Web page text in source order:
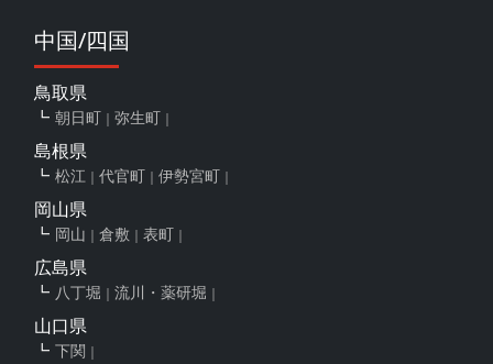
中国/四国
鳥取県
朝日町 弥生町
島根県
松江 代官町 伊勢宮町
岡山県
岡山 倉敷 表町
広島県
八丁堀 流川・薬研堀
山口県
下関